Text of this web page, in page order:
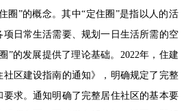
圈”的概念。其中“定住圈”是指以人的活
日常生活需要、规划一日生活所需的空
”的发展提供了理论基础。2022年，住建
区建设指南的通知》，明确规定了完整
求。通知明确了完整居住社区的基本要